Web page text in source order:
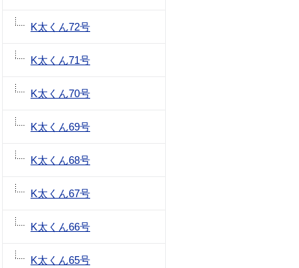
K太くん72号
K太くん71号
K太くん70号
K太くん69号
K太くん68号
K太くん67号
K太くん66号
K太くん65号